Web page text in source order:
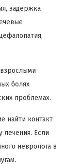
задержка
болях
проблемах.
найти контакт
Если
невролога в